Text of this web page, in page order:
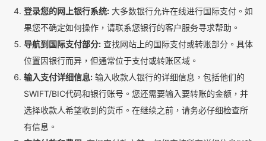
登录您的网上银行系统: 大多数银行允许在线进行国际支付。如
果您不确定如何操作，请联系您银行的客户服务寻求帮助。
导航到国际支付部分: 查找网站上的国际支付或转账部分。具体
位置因银行而异，但通常位于支付或转账区域。
输入支付详细信息: 输入收款人银行的详细信息，包括他们的
SWIFT/BIC代码和银行账号。您还需要输入要转账的金额，并
选择收款人希望收到的货币。在继续之前，请务必仔细检查所
有信息。